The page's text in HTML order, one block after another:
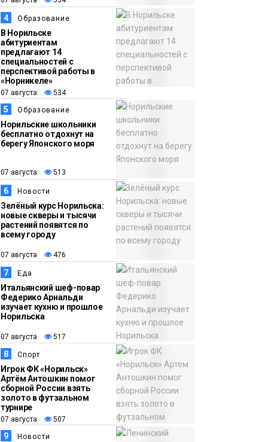
13:59
07 августа
Новости
«Домик Хоббитов» и
«Самолёт в облаках»
появятся в Кайеркане
4 Образование
В Норильске
абитуриентам
предлагают 14
специальностей с
перспективой работы в
«Норникеле»
07 августа 534
5 Образование
Норильские школьники
бесплатно отдохнут на
берегу Японского моря
07 августа 513
6 Новости
Зелёный курс Норильска:
новые скверы и тысячи
растений появятся по
всему городу
07 августа 476
7 Еда
Итальянский шеф-повар
Федерико Арнальди
изучает кухню и прошлое
Норильска
07 августа 517
8 Спорт
Игрок ФК «Норильск»
Артём Антошкин помог
сборной России взять
золото в футзальном
турнире
07 августа 507
9 Новости